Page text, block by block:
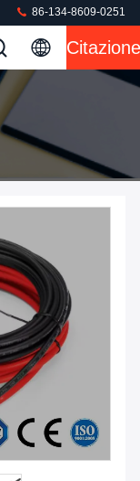
86-134-8609-0251
Citazione